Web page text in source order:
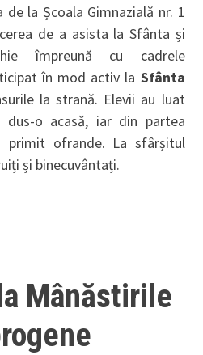
de la Școala Gimnazială nr. 1
de a asista la Sfânta și
împreună cu cadrele
în mod activ la Sfânta
la strană. Elevii au luat
o acasă, iar din partea
primit ofrande. La sfârșitul
și binecuvântați.
Mânăstirile